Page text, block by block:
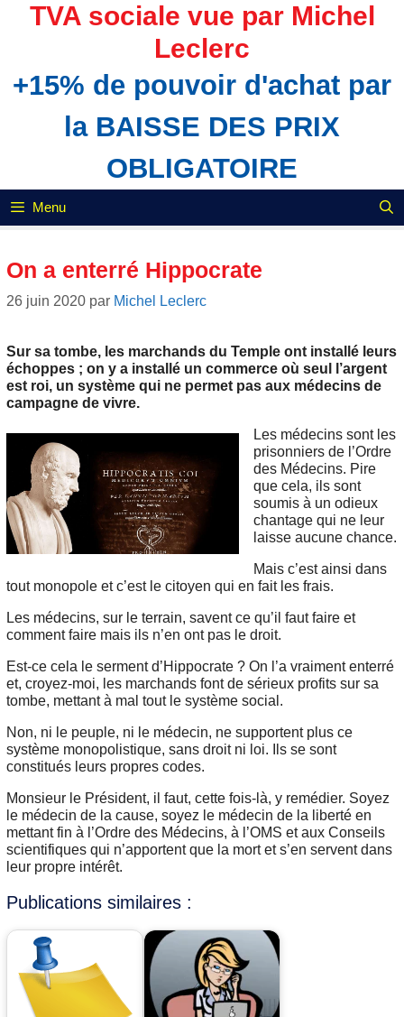
TVA sociale vue par Michel
Leclerc
+15% de pouvoir d'achat par
la BAISSE DES PRIX
OBLIGATOIRE
Menu
On a enterré Hippocrate
26 juin 2020 par Michel Leclerc
Sur sa tombe, les marchands du Temple ont installé leurs
échoppes ; on y a installé un commerce où seul l’argent
est roi, un système qui ne permet pas aux médecins de
campagne de vivre.
Les médecins sont les
prisonniers de l’Ordre
des Médecins. Pire
que cela, ils sont
soumis à un odieux
chantage qui ne leur
laisse aucune chance.
Mais c’est ainsi dans
tout monopole et c’est le citoyen qui en fait les frais.
Les médecins, sur le terrain, savent ce qu’il faut faire et
comment faire mais ils n’en ont pas le droit.
Est-ce cela le serment d’Hippocrate ? On l’a vraiment enterré
et, croyez-moi, les marchands font de sérieux profits sur sa
tombe, mettant à mal tout le système social.
Non, ni le peuple, ni le médecin, ne supportent plus ce
système monopolistique, sans droit ni loi. Ils se sont
constitués leurs propres codes.
Monsieur le Président, il faut, cette fois-là, y remédier. Soyez
le médecin de la cause, soyez le médecin de la liberté en
mettant fin à l’Ordre des Médecins, à l’OMS et aux Conseils
scientifiques qui n’apportent que la mort et s’en servent dans
leur propre intérêt.
Publications similaires :